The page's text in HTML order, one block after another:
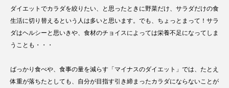
ダイエットでカラダを絞りたい、と思ったときに野菜だけ、サラダだけの食
生活に切り替えるという人は多いと思います。でも、ちょっとまって！サラ
ダはヘルシーと思いきや、食材のチョイスによっては栄養不足になってしま
うことも・・・
ばっかり食べや、食事の量を減らす「マイナスのダイエット」では、たとえ
体重が落ちたとしても、自分が目指す引き締まったカラダにならないことが